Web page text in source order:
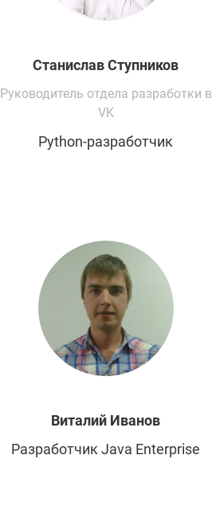
Станислав Ступников
Руководитель отдела разработки в
VK
Python-разработчик
Виталий Иванов
Разработчик Java Enterprise